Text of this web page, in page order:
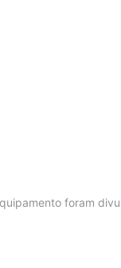
foram